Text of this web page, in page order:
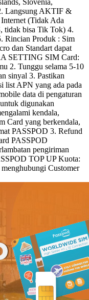
Slovenia,
Langsung AKTIF &
(Tidak Ada
tidak bisa Tik Tok) 4.
Rincian Produk : Sim
dan Standart dapat
SETTING SIM Card:
2. Tunggu selama 5-10
sinyal 3. Pastikan
list APN yang ada pada
data di pengaturan
digunakan
kendala,
Card yang berkendala,
PASSPOD 3. Refund
PASSPOD
pengiriman
TOP UP Kuota:
Customer